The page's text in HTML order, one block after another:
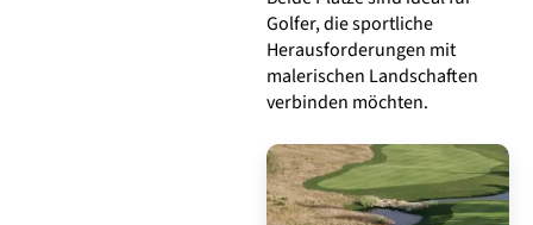
Golfer, die sportliche
Herausforderungen mit
malerischen Landschaften
verbinden möchten.